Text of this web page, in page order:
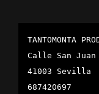
TANTOMONTA
Calle San
41003 Sevilla
687420697